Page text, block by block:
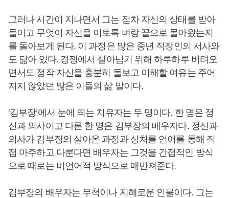
그러나 시간이 지나면서 그는 점차 자신의 상태를 받아
들이고 무엇이 자신을 이토록 벼랑 끝으로 몰아왔는지
를 돌아보게 된다. 이 과정은 많은 중년 직장인의 서사와
도 닮아 있다. 경쟁에서 살아남기 위해 하루하루 버텨오
면서도 정작 자신을 충분히 돌보고 이해할 여유는 주어
지지 않았던 많은 이들의 삶 말이다.
‘김부장’에서 눈에 띄는 치유자는 두 명이다. 한 명은 정
신과 의사이고 다른 한 명은 김부장의 배우자다. 정신과
의사가 김부장의 살아온 과정과 상처를 언어를 통해 직
접 마주하고 다룬다면 배우자는 그것을 간접적인 방식
으로 때로는 비언어적 방식으로 매만져준다.
김부장의 배우자는 무척이나 지혜로운 인물이다. 그는